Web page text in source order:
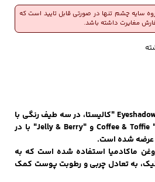
راحتی
پالت سایه پودری" Eyeshadow Palette "کالیستا، در سه طیف رنگی با
نام‌های "Coffee & Toffie "،Candy & Tandy و "Jelly & Berry" با در
عرضه شده است.
ماکادمیا استفاده شده است که به
به تعادل چربی و رطوبت پوست کمک
سایه چشم تنها در صورتی قابل تایید است که
مغایرت داشته باشد.
پول